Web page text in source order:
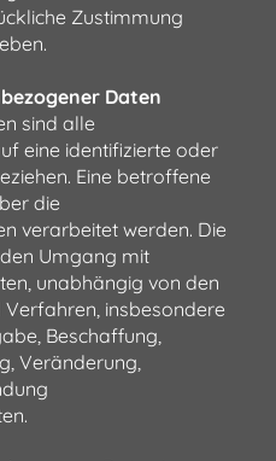
Zustimmung
Daten
sind alle
eine identifizierte oder
Eine betroffene
die
verarbeitet werden. Die
Umgang mit
unabhängig von den
insbesondere
Beschaffung,
Veränderung,